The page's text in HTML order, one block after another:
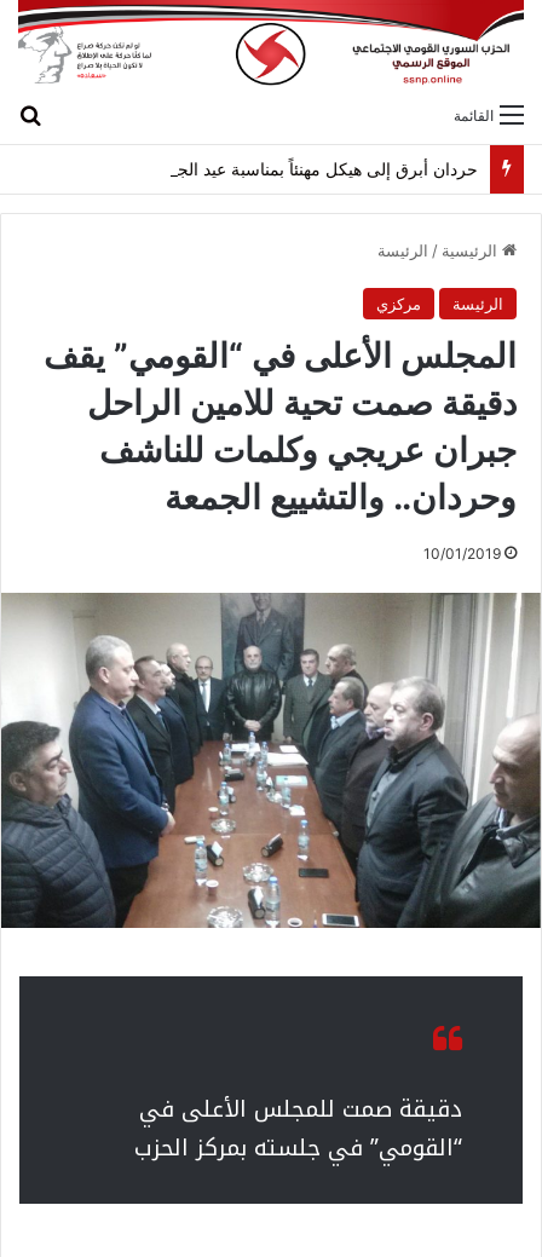
القائمة
حردان أبرق إلى هيكل مهنئاً بمناسبة عيد الجيش
الرئيسية / الرئيسة
الرئيسة مركزي
المجلس الأعلى في “القومي” يقف
دقيقة صمت تحية للامين الراحل
جبران عريجي وكلمات للناشف
وحردان.. والتشييع الجمعة
10/01/2019
دقيقة صمت للمجلس الأعلى في
“القومي” في جلسته بمركز الحزب